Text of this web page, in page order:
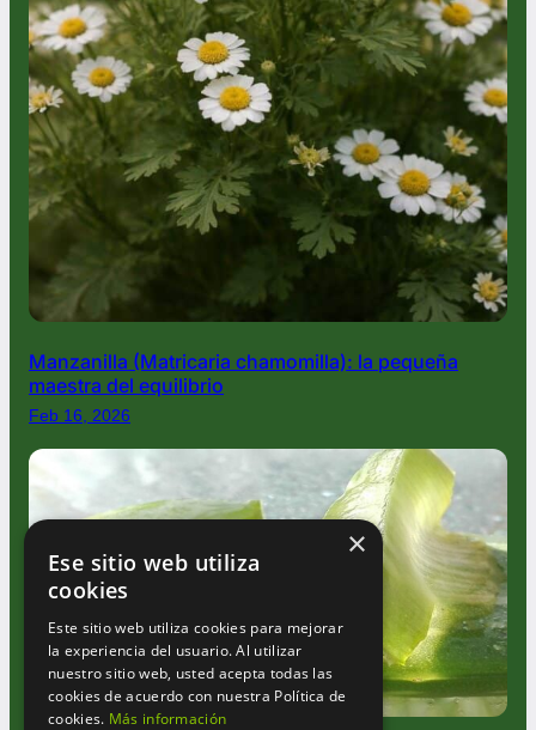
Manzanilla (Matricaria chamomilla): la pequeña
maestra del equilibrio
Feb 16, 2026
×
Ese sitio web utiliza
cookies
Este sitio web utiliza cookies para mejorar
la experiencia del usuario. Al utilizar
nuestro sitio web, usted acepta todas las
cookies de acuerdo con nuestra Política de
cookies. Más información